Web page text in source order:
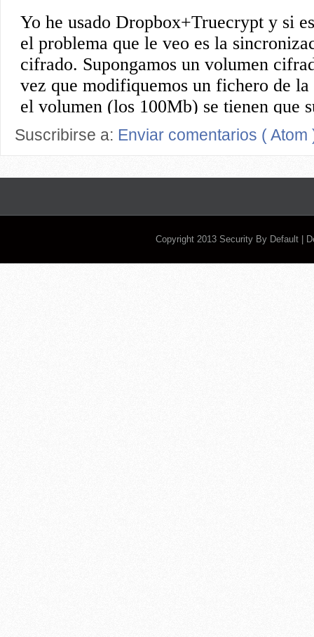
Suscribirse a: Enviar comentarios ( Atom
Copyright 2013 Security By Default |